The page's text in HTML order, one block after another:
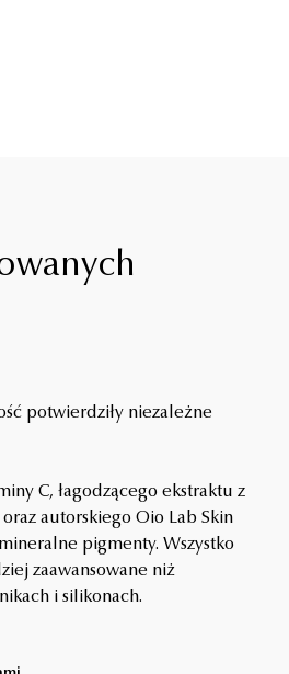
potwierdziły niezależne
C, łagodzącego ekstraktu z
autorskiego Oio Lab Skin
pigmenty. Wszystko
zaawansowane niż
i silikonach.